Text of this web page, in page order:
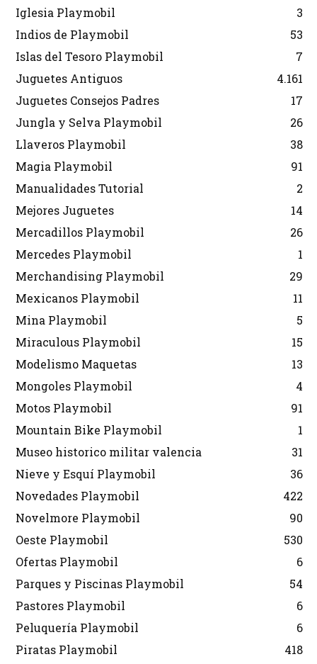
Iglesia Playmobil
3
Indios de Playmobil
53
Islas del Tesoro Playmobil
7
Juguetes Antiguos
4.161
Juguetes Consejos Padres
17
Jungla y Selva Playmobil
26
Llaveros Playmobil
38
Magia Playmobil
91
Manualidades Tutorial
2
Mejores Juguetes
14
Mercadillos Playmobil
26
Mercedes Playmobil
1
Merchandising Playmobil
29
Mexicanos Playmobil
11
Mina Playmobil
5
Miraculous Playmobil
15
Modelismo Maquetas
13
Mongoles Playmobil
4
Motos Playmobil
91
Mountain Bike Playmobil
1
Museo historico militar valencia
31
Nieve y Esquí Playmobil
36
Novedades Playmobil
422
Novelmore Playmobil
90
Oeste Playmobil
530
Ofertas Playmobil
6
Parques y Piscinas Playmobil
54
Pastores Playmobil
6
Peluquería Playmobil
6
Piratas Playmobil
418